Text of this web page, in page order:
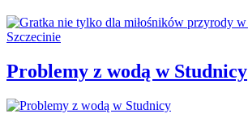
Problemy z wodą w Studnicy